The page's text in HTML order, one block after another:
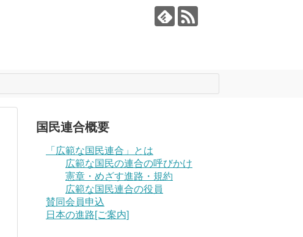
国民連合概要
「広範な国民連合」とは
広範な国民の連合の呼びかけ
憲章・めざす進路・規約
広範な国民連合の役員
賛同会員申込
日本の進路[ご案内]